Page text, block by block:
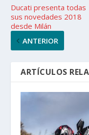
Ducati presenta todas
sus novedades 2018
desde Milán
ANTERIOR
ARTÍCULOS